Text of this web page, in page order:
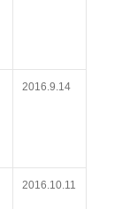
2016.9.14
2016.10.11